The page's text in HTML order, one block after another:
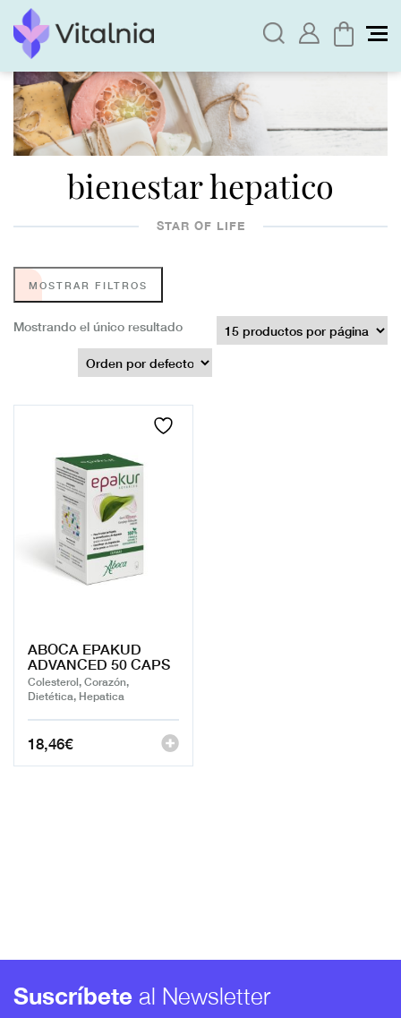
bienestar hepatico
STAR OF LIFE
MOSTRAR FILTROS
Mostrando el único resultado
ABOCA EPAKUD
ADVANCED 50 CAPS
Colesterol, Corazón,
Dietética, Hepatica
18,46€
Suscríbete al Newsletter